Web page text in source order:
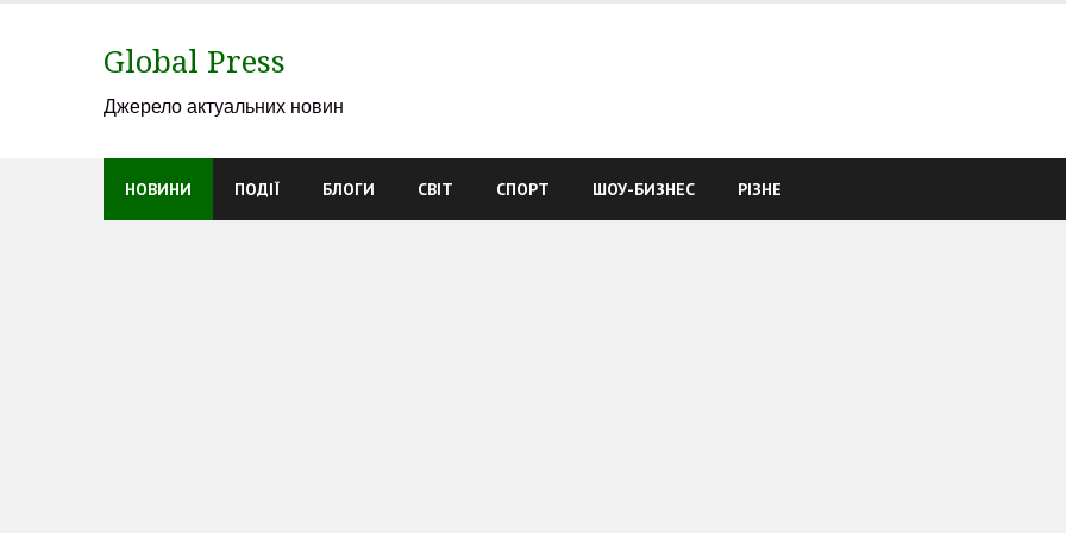
Global Press
Джерело актуальних новин
НОВИНИ ПОДІЇ БЛОГИ СВІТ СПОРТ ШОУ-БИЗНЕС РІЗНЕ